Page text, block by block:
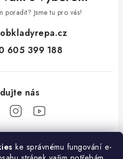
ke správnému fungování e-
poradit? Jsme tu pro vás!
obkladyrepa.cz
605 399 188